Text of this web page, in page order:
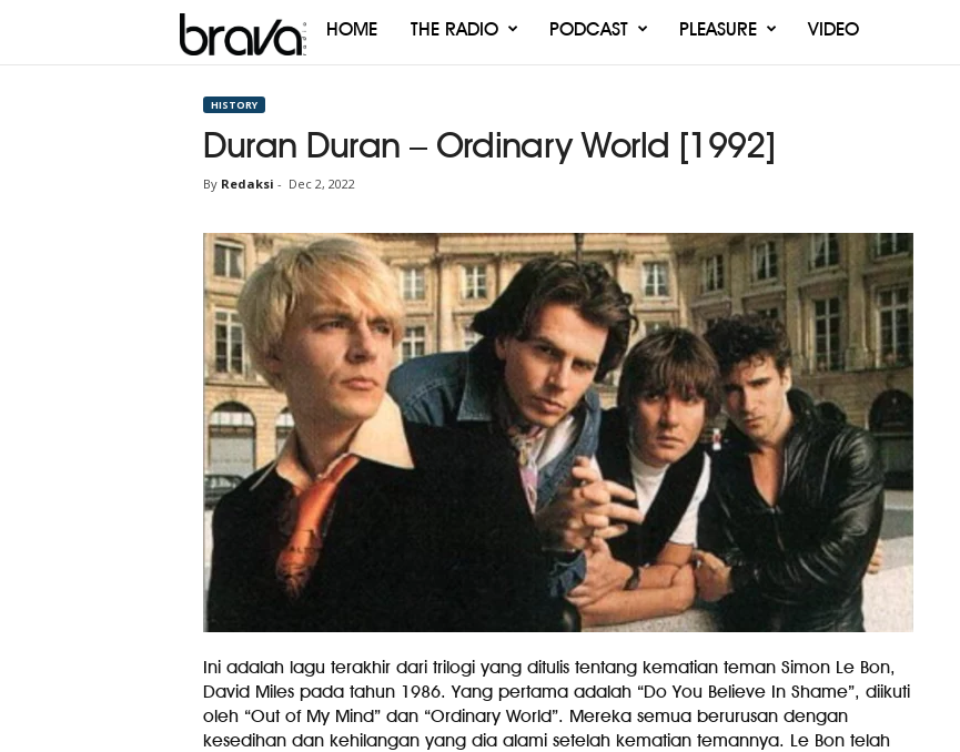
Brava
HOME THE RADIO PODCAST PLEASURE VIDEO
HISTORY
Duran Duran – Ordinary World [1992]
By Redaksi - Dec 2, 2022
Ini adalah lagu terakhir dari trilogi yang ditulis tentang kematian teman Simon Le Bon,
David Miles pada tahun 1986. Yang pertama adalah “Do You Believe In Shame”, diikuti
oleh “Out of My Mind” dan “Ordinary World”. Mereka semua berurusan dengan
kesedihan dan kehilangan yang dia alami setelah kematian temannya. Le Bon telah